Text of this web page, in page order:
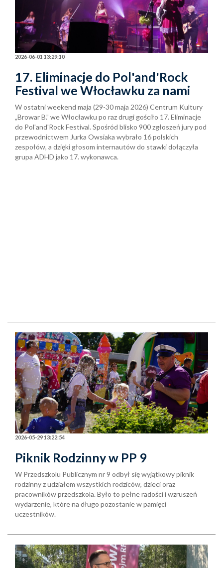
2026-06-01 13:29:10
17. Eliminacje do Pol'and'Rock
Festival we Włocławku za nami
W ostatni weekend maja (29-30 maja 2026) Centrum Kultury
„Browar B.” we Włocławku po raz drugi gościło 17. Eliminacje
do Pol'and'Rock Festival. Spośród blisko 900 zgłoszeń jury pod
przewodnictwem Jurka Owsiaka wybrało 16 polskich
zespołów, a dzięki głosom internautów do stawki dołączyła
grupa ADHD jako 17. wykonawca.
2026-05-29 13:22:54
Piknik Rodzinny w PP 9
W Przedszkolu Publicznym nr 9 odbył się wyjątkowy piknik
rodzinny z udziałem wszystkich rodziców, dzieci oraz
pracowników przedszkola. Było to pełne radości i wzruszeń
wydarzenie, które na długo pozostanie w pamięci
uczestników.